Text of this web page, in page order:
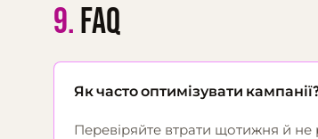
9.FAQ
Як часто оптимізувати
Перевіряйте втрати щотижня й не